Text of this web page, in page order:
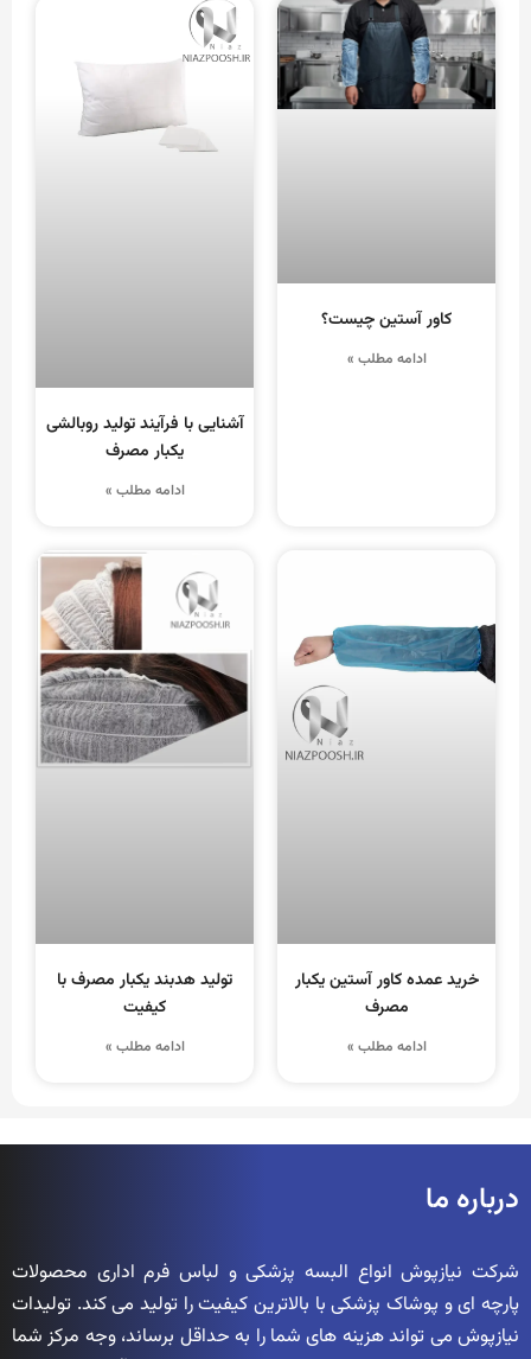
کاور آستین چیست؟
ادامه مطلب »
آشنایی با فرآیند تولید روبالشی
یکبار مصرف
ادامه مطلب »
خرید عمده کاور آستین یکبار
مصرف
ادامه مطلب »
تولید هدبند یکبار مصرف با
کیفیت
ادامه مطلب »
درباره ما
شرکت نیازپوش انواع البسه پزشکی و لباس فرم اداری محصولات
پارچه ای و پوشاک پزشکی با بالاترین کیفیت را تولید می کند. تولیدات
نیازپوش می تواند هزینه های شما را به حداقل برساند، وجه مرکز شما